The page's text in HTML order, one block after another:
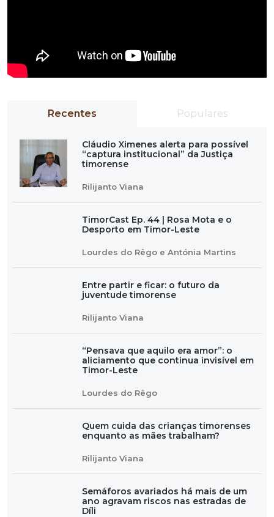
Recentes Populares
Cláudio Ximenes alerta para possível
“captura institucional” da Justiça
timorense
Rilijanto Viana
TimorCast Ep. 44 | Rosa Mota e o
Desporto em Timor-Leste
Lourdes do Rêgo e Antónia Martins
Entre partir e ficar: o futuro da
juventude timorense
Rilijanto Viana
“Pensava que aquilo era amor”: o
aliciamento que continua invisível em
Timor-Leste
Lourdes do Rêgo
Quem cuida das crianças timorenses
enquanto as mães trabalham?
Rilijanto Viana
Semáforos avariados há mais de um
ano agravam riscos nas estradas de
Díli